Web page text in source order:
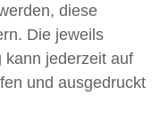
diese
Die jeweils
kann jederzeit auf
und ausgedruckt